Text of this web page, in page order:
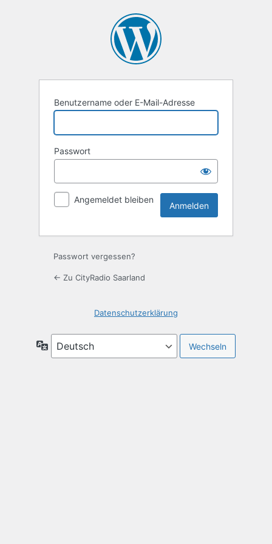
Benutzername oder E-Mail-Adresse
Passwort
Angemeldet bleiben
Passwort vergessen?
← Zu CityRadio Saarland
Datenschutzerklärung
Sprache